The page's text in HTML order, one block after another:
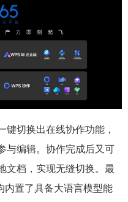
键切换出在线协作功能，
与编辑。协作完成后又可
文档，实现无缝切换。最
内置了具备大语言模型能